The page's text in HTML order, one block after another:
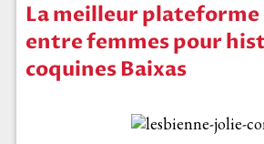
La meilleur
entre femmes pour
coquines Baixas